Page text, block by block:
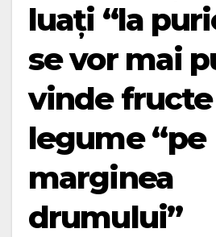
luați “la
se vor mai
vinde
legume “pe
marginea
drumului”